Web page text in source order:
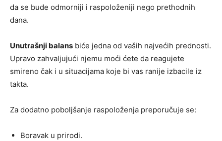
da se bude odmorniji i raspoloženiji nego prethodnih
dana.
Unutrašnji balans biće jedna od vaših najvećih prednosti.
Upravo zahvaljujući njemu moći ćete da reagujete
smireno čak i u situacijama koje bi vas ranije izbacile iz
takta.
Za dodatno poboljšanje raspoloženja preporučuje se:
Boravak u prirodi.